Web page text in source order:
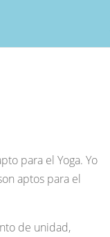
para el Yoga. Yo
aptos para el
de unidad,